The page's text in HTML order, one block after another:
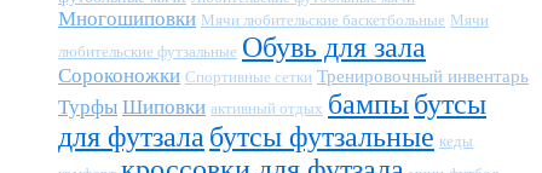
Многошиповки Мячи любительские баскетбольные Мячи
любительские футзальные Обувь для зала
Сороконожки Спортивные сетки Тренировочный инвентарь
Турфы Шиповки активный отдых бампыбутсы
для футзала бутсы футзальные кеды